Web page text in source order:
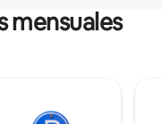
mensuales